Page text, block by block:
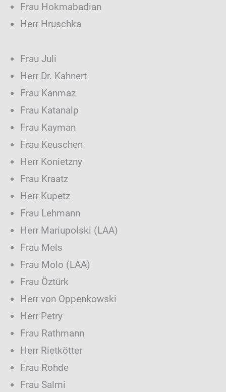
Frau Hokmabadian
Herr Hruschka
Frau Juli
Herr Dr. Kahnert
Frau Kanmaz
Frau Katanalp
Frau Kayman
Frau Keuschen
Herr Konietzny
Frau Kraatz
Herr Kupetz
Frau Lehmann
Herr Mariupolski (LAA)
Frau Mels
Frau Molo (LAA)
Frau Öztürk
Herr von Oppenkowski
Herr Petry
Frau Rathmann
Herr Rietkötter
Frau Rohde
Frau Salmi